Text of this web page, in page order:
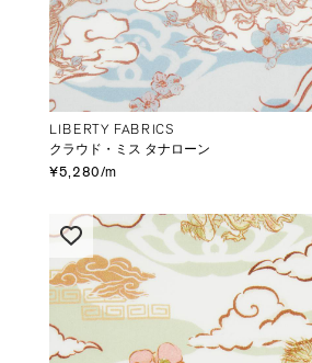
LIBERTY FABRICS
クラウド・ミス タナローン
¥5,280/m